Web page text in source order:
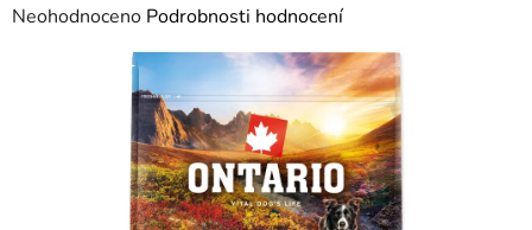
Průměrné
Neohodnoceno Podrobnosti hodnocení